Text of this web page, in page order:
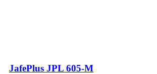
JafePlus JPL 605-M